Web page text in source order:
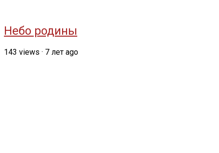
Небо родины
143 views · 7 лет ago